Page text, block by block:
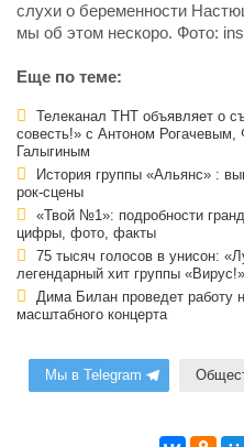
слухи о беременности
мы об этом нескоро. Фото:
Еще по теме:
Телеканал ТНТ объявляет о
совесть!» с Антоном
Галыгиным
История группы «Альянс» :
рок-сцены
«Твой №1»: подробности
цифры, фото, факты
75 тысяч голосов в унисон:
легендарный хит группы «Вирус!»
Дима Билан проведет работу
масштабного концерта
Мы в Telegram